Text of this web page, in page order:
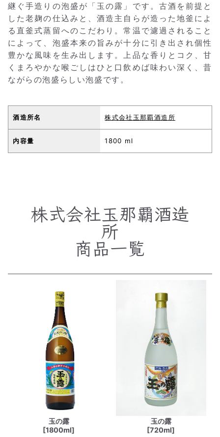
継ぐ手造りの泡盛が「玉の露」です。古酒を前提と
した老麹の仕込みと、酒造主自らが造った地釜によ
る直釜式蒸留へのこだわり。常温で濾過されること
によって、泡盛本来の旨みが十分に引き出され個性
豊かな風味を生み出します。上品な香りとコク、甘
くまろやかな喉ごしはひと口飲めば味わい深く、昔
ながらの泡盛らしい泡盛です。
酒造所名 株式会社玉那覇酒造所
内容量 1800 ml
株式会社玉那覇酒造
所
商品一覧
玉の露
[1800ml]
玉の露
[720ml]